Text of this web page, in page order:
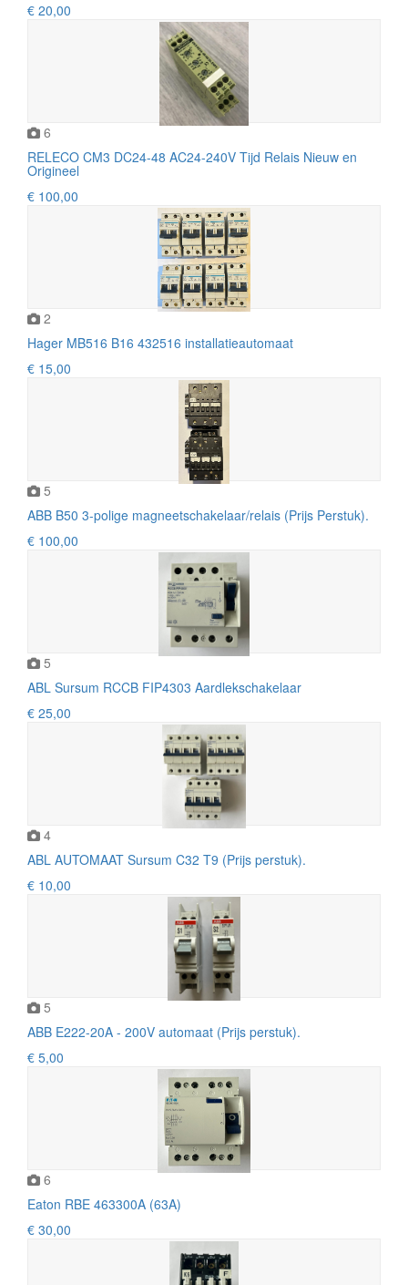
€ 20,00
6
RELECO CM3 DC24-48 AC24-240V Tijd Relais Nieuw en
Origineel
€ 100,00
2
Hager MB516 B16 432516 installatieautomaat
€ 15,00
5
ABB B50 3-polige magneetschakelaar/relais (Prijs Perstuk).
€ 100,00
5
ABL Sursum RCCB FIP4303 Aardlekschakelaar
€ 25,00
4
ABL AUTOMAAT Sursum C32 T9 (Prijs perstuk).
€ 10,00
5
ABB E222-20A - 200V automaat (Prijs perstuk).
€ 5,00
6
Eaton RBE 463300A (63A)
€ 30,00